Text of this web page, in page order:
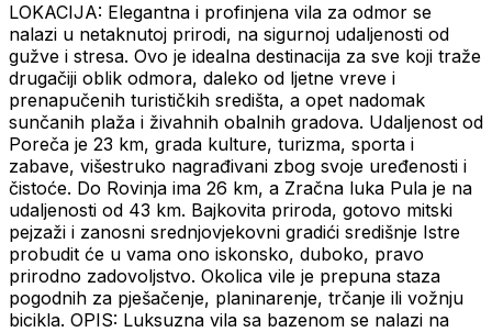
LOKACIJA: Elegantna i profinjena vila za odmor se
nalazi u netaknutoj prirodi, na sigurnoj udaljenosti od
gužve i stresa. Ovo je idealna destinacija za sve koji traže
drugačiji oblik odmora, daleko od ljetne vreve i
prenapučenih turističkih središta, a opet nadomak
sunčanih plaža i živahnih obalnih gradova. Udaljenost od
Poreča je 23 km, grada kulture, turizma, sporta i
zabave, višestruko nagrađivani zbog svoje uređenosti i
čistoće. Do Rovinja ima 26 km, a Zračna luka Pula je na
udaljenosti od 43 km. Bajkovita priroda, gotovo mitski
pejzaži i zanosni srednjovjekovni gradići središnje Istre
probudit će u vama ono iskonsko, duboko, pravo
prirodno zadovoljstvo. Okolica vile je prepuna staza
pogodnih za pješačenje, planinarenje, trčanje ili vožnju
bicikla. OPIS: Luksuzna vila sa bazenom se nalazi na